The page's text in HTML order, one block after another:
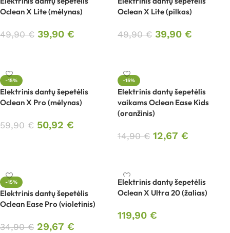
Oclean X Lite (mėlynas)
49,90€ 39,90 €
Oclean X Lite (pilkas)
49,90€ 39,90 €
-15%
Elektrinis dantų šepetėlis
Oclean X Pro (mėlynas)
59,90€ 50,92 €
-15%
Elektrinis dantų šepetėlis
vaikams Oclean Ease Kids
(oranžinis)
14,90€ 12,67 €
-15%
Elektrinis dantų šepetėlis
Oclean Ease Pro (violetinis)
34,90€ 29,67 €
Elektrinis dantų šepetėlis
Oclean X Ultra 20 (žalias)
119,90 €